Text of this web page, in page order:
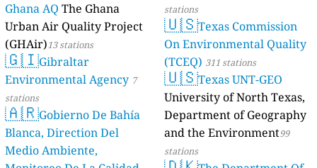
Ghana AQ The Ghana
Urban Air Quality Project
(GHAir)13 stations
🇬🇮Gibraltar
Environmental Agency 7
stations
🇦🇷Gobierno De Bahía
Blanca, Direction Del
Medio Ambiente,
stations
🇺🇸Texas Commission
On Environmental Quality
(TCEQ) 311 stations
🇺🇸Texas UNT-GEO
University of North Texas,
Department of Geography
and the Environment99
stations